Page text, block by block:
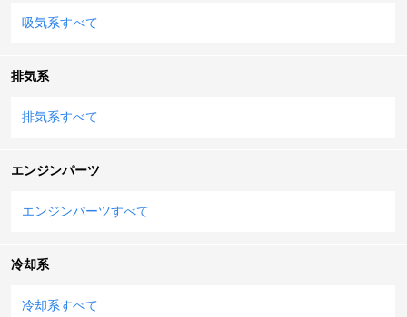
吸気系すべて
排気系
排気系すべて
エンジンパーツ
エンジンパーツすべて
冷却系
冷却系すべて